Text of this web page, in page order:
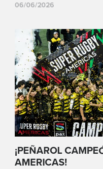
06/06/2026
¡PEÑAROL
AMERICAS!